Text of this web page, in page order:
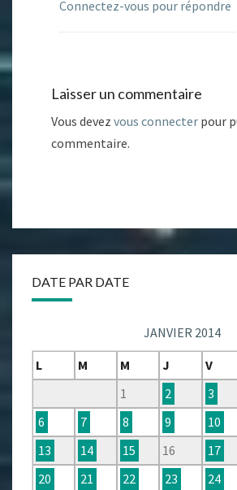
Connectez-vous pour répondre
Laisser un commentaire
Vous devez vous connecter pour
commentaire.
DATE PAR DATE
JANVIER 2014
L
M M J V
1
2 3
6
7 8 9 10
13
14 15 16 17
20
21 22 23 24